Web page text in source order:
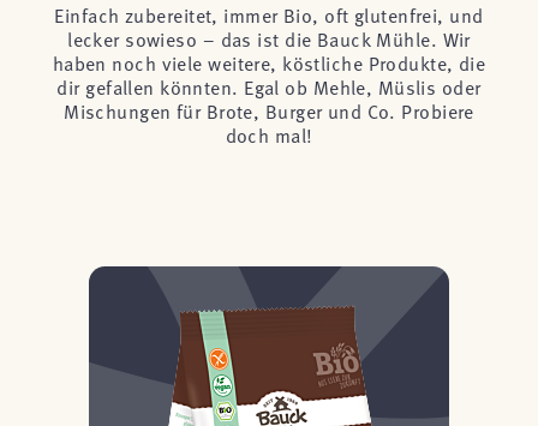
Einfach zubereitet, immer Bio, oft glutenfrei, und
lecker sowieso – das ist die Bauck Mühle. Wir
haben noch viele weitere, köstliche Produkte, die
dir gefallen könnten. Egal ob Mehle, Müslis oder
Mischungen für Brote, Burger und Co. Probiere
doch mal!